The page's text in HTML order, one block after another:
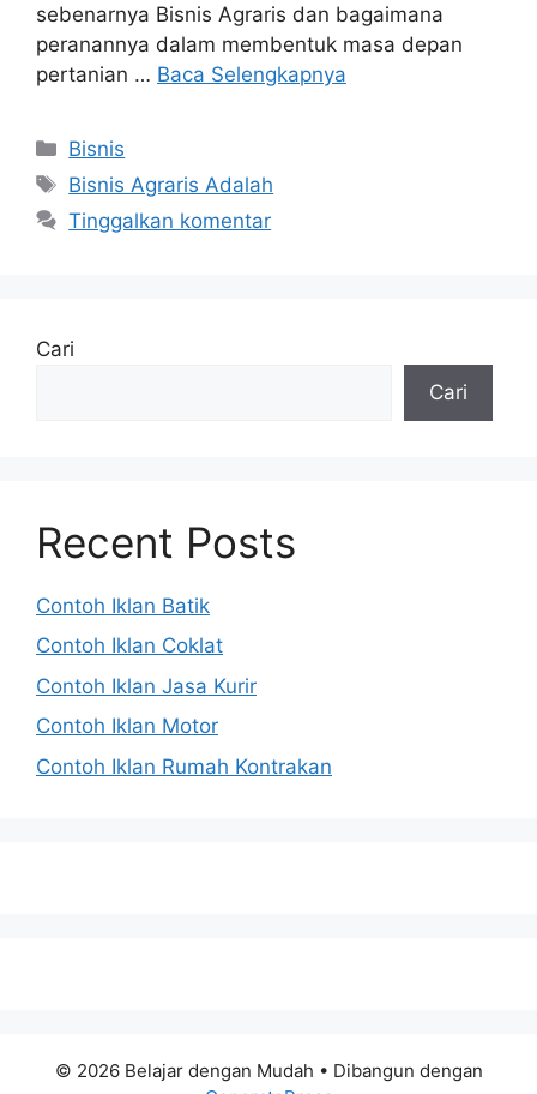
sebenarnya Bisnis Agraris dan bagaimana
peranannya dalam membentuk masa depan
pertanian … Baca Selengkapnya
Bisnis
Bisnis Agraris Adalah
Tinggalkan komentar
Cari
Cari
Recent Posts
Contoh Iklan Batik
Contoh Iklan Coklat
Contoh Iklan Jasa Kurir
Contoh Iklan Motor
Contoh Iklan Rumah Kontrakan
© 2026 Belajar dengan Mudah • Dibangun dengan